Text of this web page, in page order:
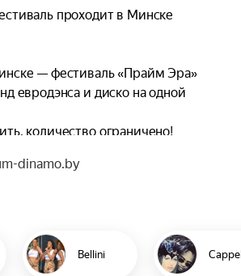
проходит в Минске
— фестиваль «Прайм Эра»
евродэнса и диско на одной
количество ограничено!
выступят оригинальные
SNAPs (Turbo B), Mr.
O.), Bellini, Milli Vanilli (Ray Horton),
(Natascha Wright).
dinamo.by
Bellini